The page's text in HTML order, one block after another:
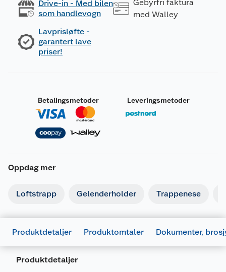
Drive-in - Med bilen
som handlevogn
Gebyrfri faktura
med Walley
Lavprisløfte -
garantert lave
priser!
Betalingsmetoder Leveringsmetoder
Oppdag mer
Loftstrapp Gelenderholder Trappenese
Produktdetaljer Produktomtaler Dokumenter,
Produktdetaljer
Produktdatablad
Last ned / vis datablad